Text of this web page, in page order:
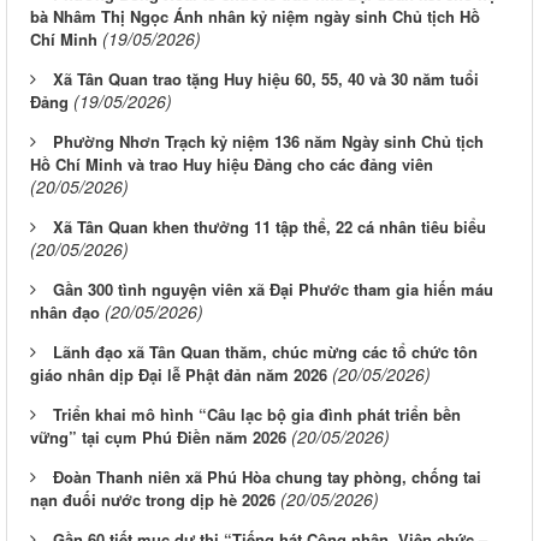
bà Nhâm Thị Ngọc Ánh nhân kỷ niệm ngày sinh Chủ tịch Hồ
Chí Minh (19/05/2026)
Xã Tân Quan trao tặng Huy hiệu 60, 55, 40 và 30 năm tuổi
Đảng (19/05/2026)
Phường Nhơn Trạch kỷ niệm 136 năm Ngày sinh Chủ tịch
Hồ Chí Minh và trao Huy hiệu Đảng cho các đảng viên
(20/05/2026)
Xã Tân Quan khen thưởng 11 tập thể, 22 cá nhân tiêu biểu
(20/05/2026)
Gần 300 tình nguyện viên xã Đại Phước tham gia hiến máu
nhân đạo (20/05/2026)
Lãnh đạo xã Tân Quan thăm, chúc mừng các tổ chức tôn
giáo nhân dịp Đại lễ Phật đản năm 2026 (20/05/2026)
Triển khai mô hình “Câu lạc bộ gia đình phát triển bền
vững” tại cụm Phú Điền năm 2026 (20/05/2026)
Đoàn Thanh niên xã Phú Hòa chung tay phòng, chống tai
nạn đuối nước trong dịp hè 2026 (20/05/2026)